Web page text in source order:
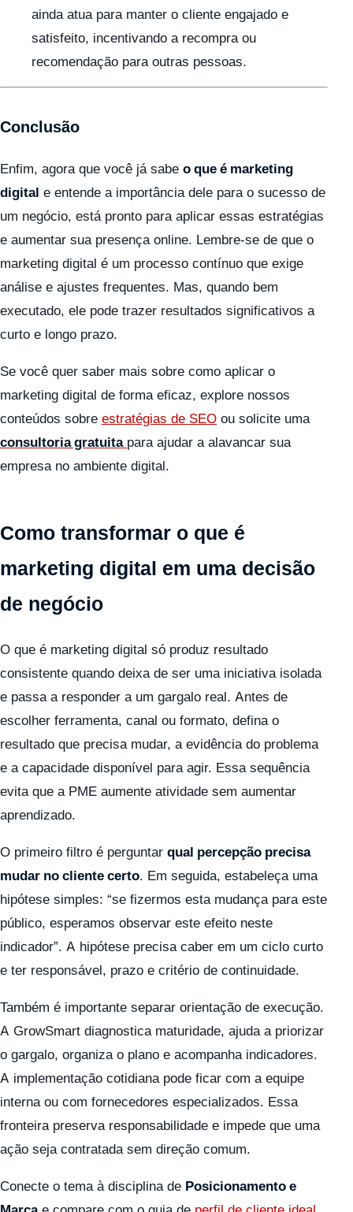
ainda atua para manter o cliente engajado e
satisfeito, incentivando a recompra ou
recomendação para outras pessoas.
Conclusão
Enfim, agora que você já sabe o que é marketing
digital e entende a importância dele para o sucesso de
um negócio, está pronto para aplicar essas estratégias
e aumentar sua presença online. Lembre-se de que o
marketing digital é um processo contínuo que exige
análise e ajustes frequentes. Mas, quando bem
executado, ele pode trazer resultados significativos a
curto e longo prazo.
Se você quer saber mais sobre como aplicar o
marketing digital de forma eficaz, explore nossos
conteúdos sobre estratégias de SEO ou solicite uma
consultoria gratuita para ajudar a alavancar sua
empresa no ambiente digital.
Como transformar o que é
marketing digital em uma decisão
de negócio
O que é marketing digital só produz resultado
consistente quando deixa de ser uma iniciativa isolada
e passa a responder a um gargalo real. Antes de
escolher ferramenta, canal ou formato, defina o
resultado que precisa mudar, a evidência do problema
e a capacidade disponível para agir. Essa sequência
evita que a PME aumente atividade sem aumentar
aprendizado.
O primeiro filtro é perguntar qual percepção precisa
mudar no cliente certo. Em seguida, estabeleça uma
hipótese simples: “se fizermos esta mudança para este
público, esperamos observar este efeito neste
indicador”. A hipótese precisa caber em um ciclo curto
e ter responsável, prazo e critério de continuidade.
Também é importante separar orientação de execução.
A GrowSmart diagnostica maturidade, ajuda a priorizar
o gargalo, organiza o plano e acompanha indicadores.
A implementação cotidiana pode ficar com a equipe
interna ou com fornecedores especializados. Essa
fronteira preserva responsabilidade e impede que uma
ação seja contratada sem direção comum.
Conecte o tema à disciplina de Posicionamento e